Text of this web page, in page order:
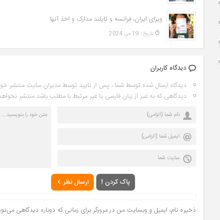
ویزای ایران، فرانسه و تایلند مدارک و اخذ آنها
تاريخ : 19 می 2024
دیدگاه کاربران
دیدگاه ارسال شده توسط شما ، پس از تایید توسط مدیران سایت منتشر
دیدگاهی که به غیر از زبان فارسی یا غیر مرتبط با مطلب باشد منتشر
ارسال نظر پاک کردن !
ذخیره نام، ایمیل و وبسایت من در مرورگر برای زمانی که دوباره دیدگاهی